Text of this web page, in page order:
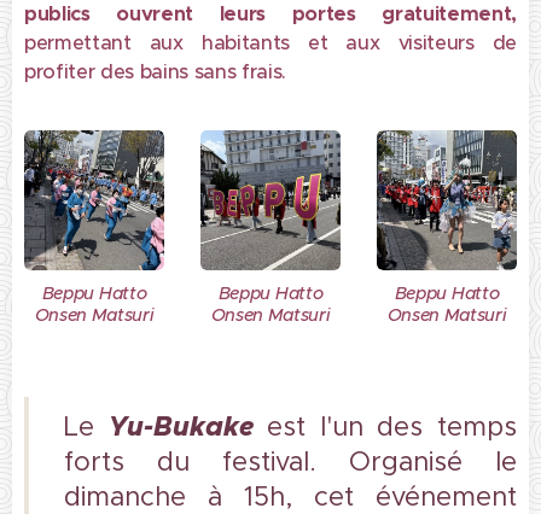
publicsouvrent leurs portes gratuitement,
permettant aux habitants et aux visiteurs de
profiter des bains sans frais.
Beppu Hatto
Onsen Matsuri
Beppu Hatto
Onsen Matsuri
Beppu Hatto
Onsen Matsuri
Le Yu-Bukakeest l'un des temps
forts du festival. Organisé le
dimanche à 15h, cet événement